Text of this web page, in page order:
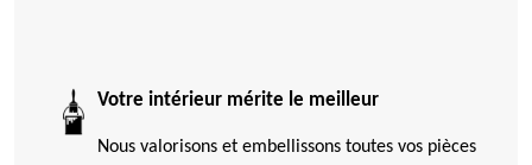
Votre intérieur mérite le meilleur
Nous valorisons et embellissons toutes vos pièces